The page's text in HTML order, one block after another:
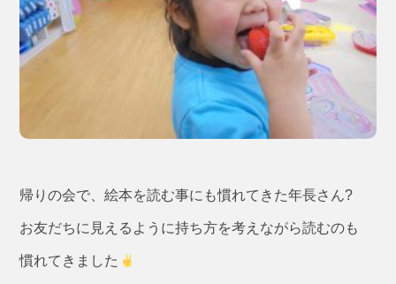
帰りの会で、絵本を読む事にも慣れてきた年長さん?
お友だちに見えるように持ち方を考えながら読むのも
慣れてきました